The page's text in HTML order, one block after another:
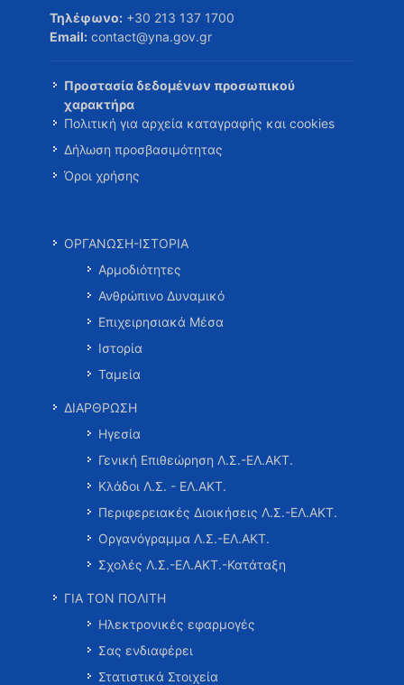
Τηλέφωνο: +30 213 137 1700
Email: contact@yna.gov.gr
Προστασία δεδομένων προσωπικού
χαρακτήρα
Πολιτική για αρχεία καταγραφής και cookies
Δήλωση προσβασιμότητας
Όροι χρήσης
ΟΡΓΑΝΩΣΗ-ΙΣΤΟΡΙΑ
Αρμοδιότητες
Ανθρώπινο Δυναμικό
Επιχειρησιακά Μέσα
Ιστορία
Ταμεία
ΔΙΑΡΘΡΩΣΗ
Ηγεσία
Γενική Επιθεώρηση Λ.Σ.-ΕΛ.ΑΚΤ.
Κλάδοι Λ.Σ. - ΕΛ.ΑΚΤ.
Περιφερειακές Διοικήσεις Λ.Σ.-ΕΛ.ΑΚΤ.
Οργανόγραμμα Λ.Σ.-ΕΛ.ΑΚΤ.
Σχολές Λ.Σ.-ΕΛ.ΑΚΤ.-Κατάταξη
ΓΙΑ ΤΟΝ ΠΟΛΙΤΗ
Ηλεκτρονικές εφαρμογές
Σας ενδιαφέρει
Στατιστικά Στοιχεία